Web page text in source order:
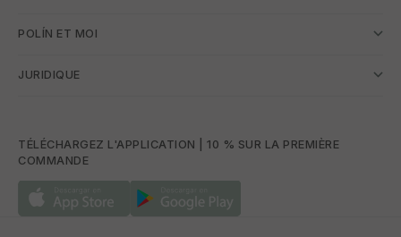
POLÍN ET MOI
JURIDIQUE
TÉLÉCHARGEZ L'APPLICATION | 10 % SUR LA PREMIÈRE
COMMANDE